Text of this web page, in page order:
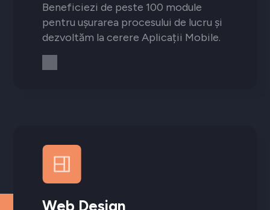
Beneficiezi de peste 100 module
pentru ușurarea procesului de lucru și
dezvoltăm la cerere Aplicații Mobile.
Web Design